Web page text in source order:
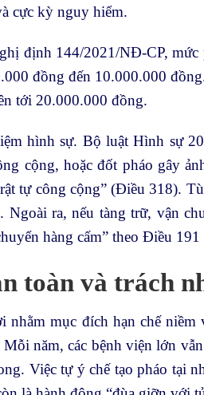
cực kỳ nguy hiểm.
định 144/2021/NĐ-CP,
đồng đến 10.000.000
tới 20.000.000 đồng.
hình sự. Bộ luật Hình sự
cộng, hoặc đốt pháo gây
tự công cộng” (Điều 318).
Ngoài ra, nếu tàng trữ, vận
hàng cấm” theo Điều
toàn và trách
nhằm mục đích hạn chế
năm, các bệnh viện lớn
Việc tự ý chế tạo pháo tại